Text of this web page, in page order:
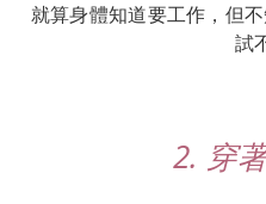
就算身體知道要工作，但
試
2. 穿